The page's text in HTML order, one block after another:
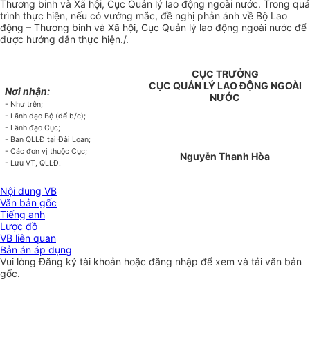
Thương binh và Xã hội, Cục Quản lý lao động ngoài nước. Trong quá
trình thực hiện, nếu có vướng mắc, đề nghị phản ánh về Bộ Lao
động – Thương binh và Xã hội, Cục Quản lý lao động ngoài nước để
được hướng dẫn thực hiện./.
Nơi nhận:
- Như trên;
- Lãnh đạo Bộ (để b/c);
- Lãnh đạo Cục;
- Ban QLLĐ tại Đài Loan;
- Các đơn vị thuộc Cục;
- Lưu VT, QLLĐ.
CỤC TRƯỞNG
CỤC QUẢN LÝ LAO ĐỘNG NGOÀI
NƯỚC
Nguyễn Thanh Hòa
Nội dung VB
Văn bản gốc
Tiếng anh
Lược đồ
VB liên quan
Bản án áp dụng
Vui lòngĐăng ký tài khoản hoặc đăng nhập để xem và tải văn bản
gốc.